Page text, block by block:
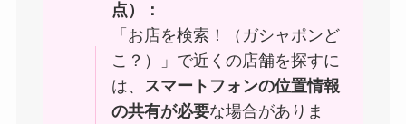
点）：
「お店を検索！（ガシャポンど
こ？）」で近くの店舗を探すに
は、 スマートフォンの位置情報
の共有が必要な場合がありま